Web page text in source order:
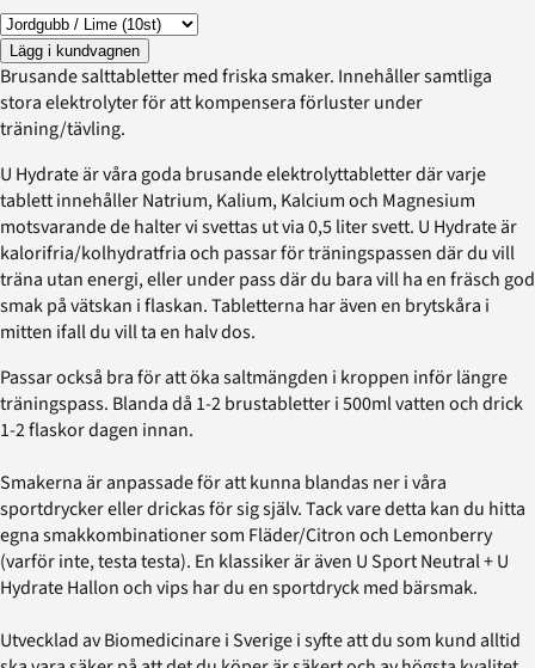
Lägg i kundvagnen
Brusande salttabletter med friska smaker. Innehåller samtliga
stora elektrolyter för att kompensera förluster under
träning/tävling.
U Hydrate är våra goda brusande elektrolyttabletter där varje
tablett innehåller Natrium, Kalium, Kalcium och Magnesium
motsvarande de halter vi svettas ut via 0,5 liter svett. U Hydrate är
kalorifria/kolhydratfria och passar för träningspassen där du vill
träna utan energi, eller under pass där du bara vill ha en fräsch god
smak på vätskan i flaskan. Tabletterna har även en brytskåra i
mitten ifall du vill ta en halv dos.
Passar också bra för att öka saltmängden i kroppen inför längre
träningspass. Blanda då 1-2 brustabletter i 500ml vatten och drick
1-2 flaskor dagen innan.
Smakerna är anpassade för att kunna blandas ner i våra
sportdrycker eller drickas för sig själv. Tack vare detta kan du hitta
egna smakkombinationer som Fläder/Citron och Lemonberry
(varför inte, testa testa). En klassiker är även U Sport Neutral + U
Hydrate Hallon och vips har du en sportdryck med bärsmak.
Utvecklad av Biomedicinare i Sverige i syfte att du som kund alltid